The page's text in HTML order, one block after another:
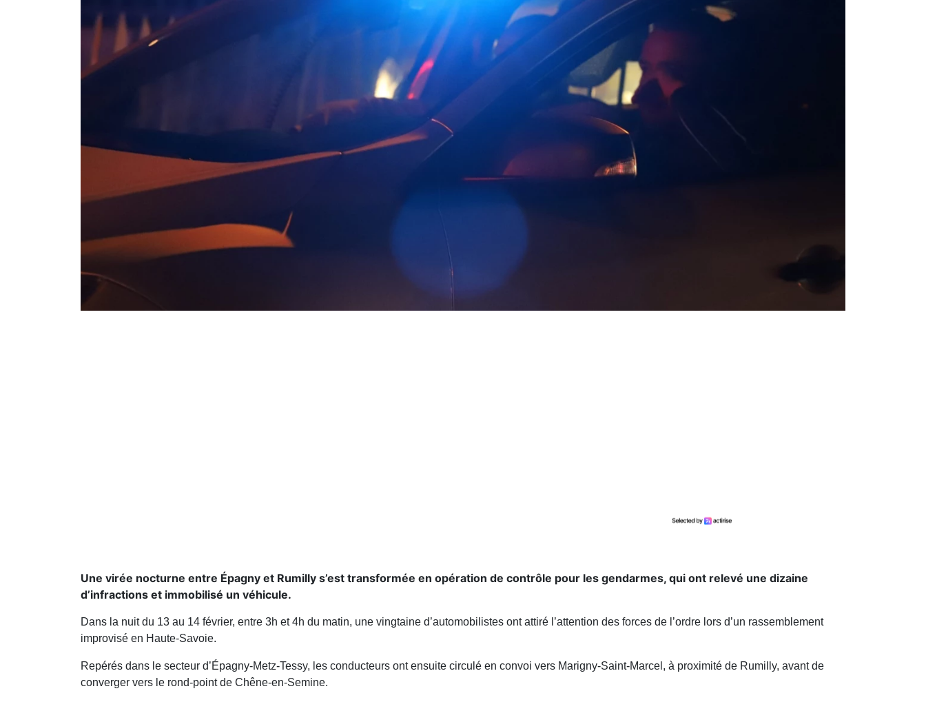
Une virée nocturne entre Épagny et Rumilly s’est transformée en opération de contrôle pour les gendarmes, qui ont relevé une dizaine
d’infractions et immobilisé un véhicule.
Dans la nuit du 13 au 14 février, entre 3h et 4h du matin, une vingtaine d’automobilistes ont attiré l’attention des forces de l’ordre lors d’un rassemblement
improvisé en Haute-Savoie.
Repérés dans le secteur d’Épagny-Metz-Tessy, les conducteurs ont ensuite circulé en convoi vers Marigny-Saint-Marcel, à proximité de Rumilly, avant de
converger vers le rond-point de Chêne-en-Semine.